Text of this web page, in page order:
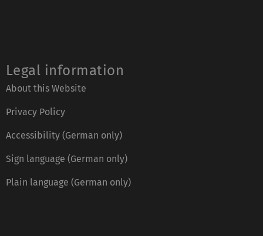
Legal information
About this Website
Privacy Policy
Accessibility (German only)
Sign language (German only)
Plain language (German only)